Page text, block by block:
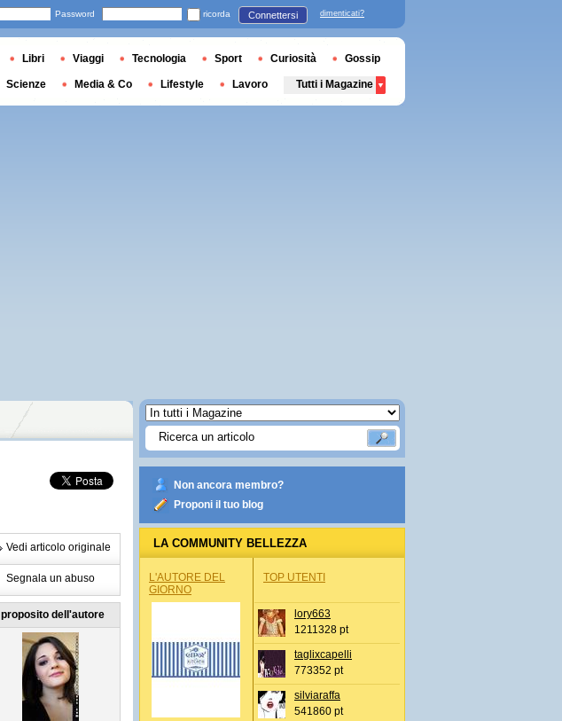
Vedi articolo originale
Segnala un abuso
dell'autore
Non ancora membro?
Proponi il tuo blog
LA COMMUNITY BELLEZZA
L'AUTORE DEL
GIORNO
TOP UTENTI
lory663
1211328 pt
taglixcapelli
773352 pt
silviaraffa
541860 pt
Password ricorda Connettersi dimenticati?
Libri Viaggi Tecnologia Sport Curiosità Gossip
Scienze Media & Co Lifestyle Lavoro Tutti i Magazine